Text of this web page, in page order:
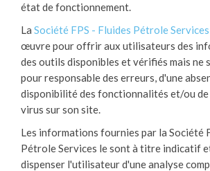
état de fonctionnement.
La Société FPS - Fluides Pétrole Services
œuvre pour offrir aux utilisateurs des
des outils disponibles et vérifiés mais ne
pour responsable des erreurs, d'une
disponibilité des fonctionnalités et/ou de
virus sur son site.
Les informations fournies par la Société
Pétrole Services le sont à titre indicatif
dispenser l'utilisateur d'une analyse